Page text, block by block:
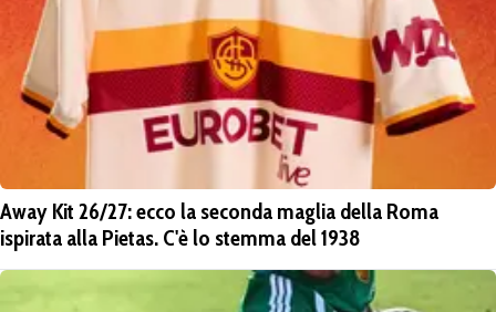
Away Kit 26/27: ecco la seconda maglia della Roma
ispirata alla Pietas. C'è lo stemma del 1938